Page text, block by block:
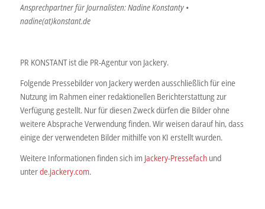
Ansprechpartner für Journalisten: Nadine Konstanty •
nadine(at)konstant.de
PR KONSTANT ist die PR-Agentur von Jackery.
Folgende Pressebilder von Jackery werden ausschließlich für eine
Nutzung im Rahmen einer redaktionellen Berichterstattung zur
Verfügung gestellt. Nur für diesen Zweck dürfen die Bilder ohne
weitere Absprache Verwendung finden. Wir weisen darauf hin, dass
einige der verwendeten Bilder mithilfe von KI erstellt wurden.
Weitere Informationen finden sich im Jackery-Pressefachund
unterde.jackery.com.